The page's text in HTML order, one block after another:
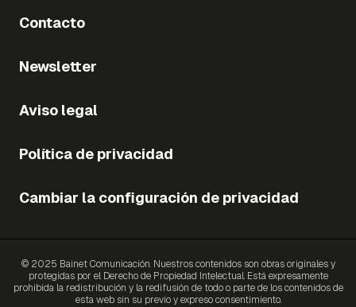
Contacto
Newsletter
Aviso legal
Política de privacidad
Cambiar la configuración de privacidad
© 2025 Bainet Comunicación. Nuestros contenidos son obras originales y
protegidas por el Derecho de Propiedad Intelectual. Está expresamente
prohibida la redistribución y la redifusión de todo o parte de los contenidos de
esta web sin su previo y expreso consentimiento.